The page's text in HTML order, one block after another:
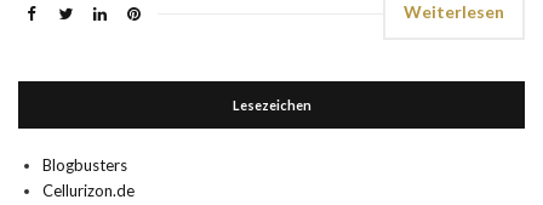
Weiterlesen
Lesezeichen
Blogbusters
Cellurizon.de